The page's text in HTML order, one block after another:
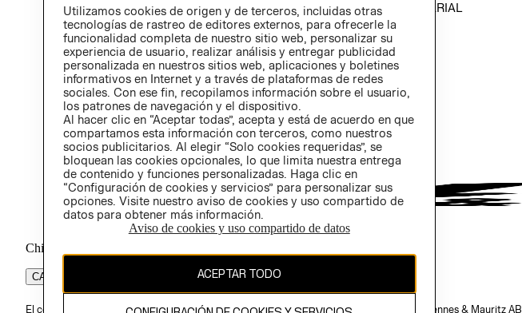
POLÍTICA EMPRESARIAL
Chile ($)
CAMBIAR REGIÓN
El contenido de esta página web está protegido por copyright y es propiedad de H&M Hennes & Mauritz AB.
Utilizamos cookies de origen y de terceros, incluidas otras
tecnologías de rastreo de editores externos, para ofrecerle la
funcionalidad completa de nuestro sitio web, personalizar su
experiencia de usuario, realizar análisis y entregar publicidad
personalizada en nuestros sitios web, aplicaciones y boletines
informativos en Internet y a través de plataformas de redes
sociales. Con ese fin, recopilamos información sobre el usuario,
los patrones de navegación y el dispositivo.
Al hacer clic en “Aceptar todas”, acepta y está de acuerdo en que
compartamos esta información con terceros, como nuestros
socios publicitarios. Al elegir “Solo cookies requeridas”, se
bloquean las cookies opcionales, lo que limita nuestra entrega
de contenido y funciones personalizadas. Haga clic en
“Configuración de cookies y servicios” para personalizar sus
opciones. Visite nuestro aviso de cookies y uso compartido de
datos para obtener más información.
Aviso de cookies y uso compartido de datos
ACEPTAR TODO